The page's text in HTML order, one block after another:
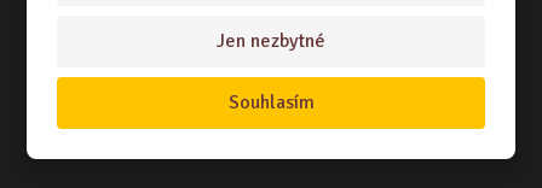
Jen nezbytné
Souhlasím
TERMÍNY ODESLÁNÍ ZBOŽÍ
ZPŮSOB DORUČENÍ